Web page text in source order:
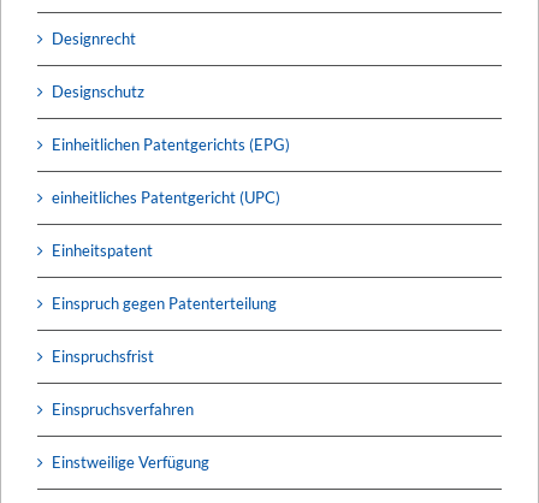
Designrecht
Designschutz
Einheitlichen Patentgerichts (EPG)
einheitliches Patentgericht (UPC)
Einheitspatent
Einspruch gegen Patenterteilung
Einspruchsfrist
Einspruchsverfahren
Einstweilige Verfügung